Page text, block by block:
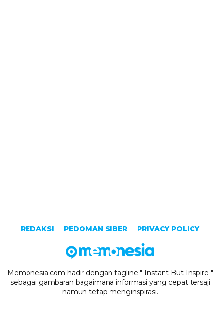
REDAKSI PEDOMAN SIBER PRIVACY POLICY
Memonesia.com hadir dengan tagline " Instant But Inspire "
sebagai gambaran bagaimana informasi yang cepat tersaji
namun tetap menginspirasi.